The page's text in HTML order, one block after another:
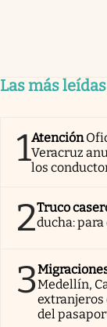
Las más
1Atención
Veracruz
los
2Truco
ducha:
3Medellín,
extranjeros
del